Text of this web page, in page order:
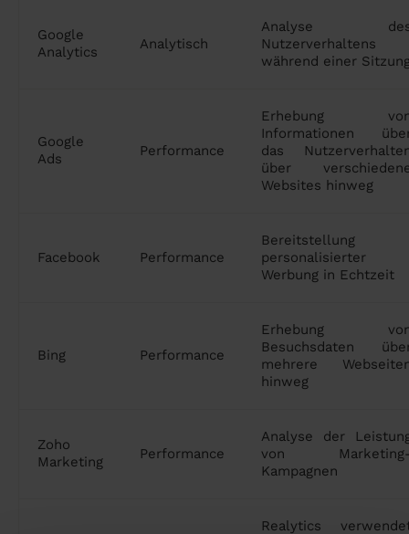
Google
Analytics
Analytisch
Analyse
Nutzerverhaltens
während einer
Google
Ads
Performance
Erhebung
Informationen
das
über
Websites hinweg
Facebook Performance
Bereitstellung
personalisierter
Werbung in Echtzeit
Bing Performance
Erhebung
Besuchsdaten
mehrere
hinweg
Zoho
Marketing
Performance
Analyse der
von
Kampagnen
Realytics